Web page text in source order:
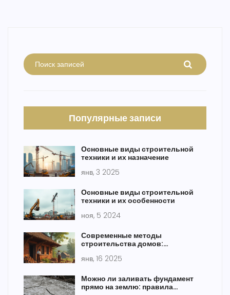
Популярные записи
Основные виды строительной
техники и их назначение
янв, 3 2025
Основные виды строительной
техники и их особенности
ноя, 5 2024
Современные методы
строительства домов:
янв, 16 2025
Можно ли заливать фундамент
прямо на землю: правила